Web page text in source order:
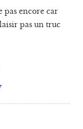
pas encore car
pas un truc